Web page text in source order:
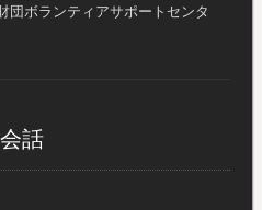
団ボランティアサポートセンタ
話